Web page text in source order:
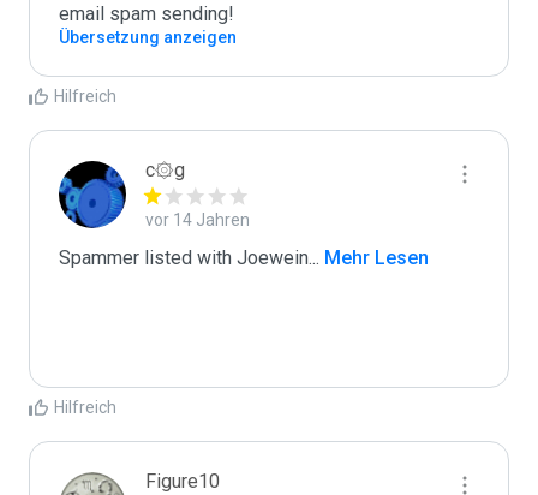
email spam sending!
Übersetzung anzeigen
Hilfreich
c۞g
vor 14 Jahren
Spammer listed with Joewein ... Mehr Lesen
Hilfreich
Figure10